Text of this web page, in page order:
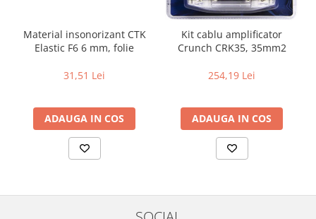
Material insonorizant CTK
Elastic F6 6 mm, folie
31,51 Lei
ADAUGA IN COS
Kit cablu amplificator
Crunch CRK35, 35mm2
254,19 Lei
ADAUGA IN COS